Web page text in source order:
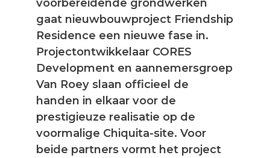
voorbereidende grondwerken
gaat nieuwbouwproject Friendship
Residence een nieuwe fase in.
Projectontwikkelaar CORES
Development en aannemersgroep
Van Roey slaan officieel de
handen in elkaar voor de
prestigieuze realisatie op de
voormalige Chiquita-site. Voor
beide partners vormt het project